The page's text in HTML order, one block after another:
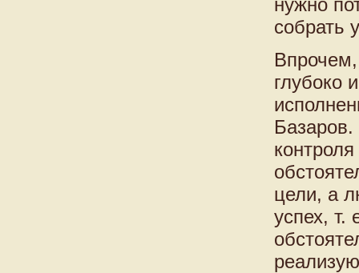
нужно
собрать
глубоко
цели, а
успех, т.